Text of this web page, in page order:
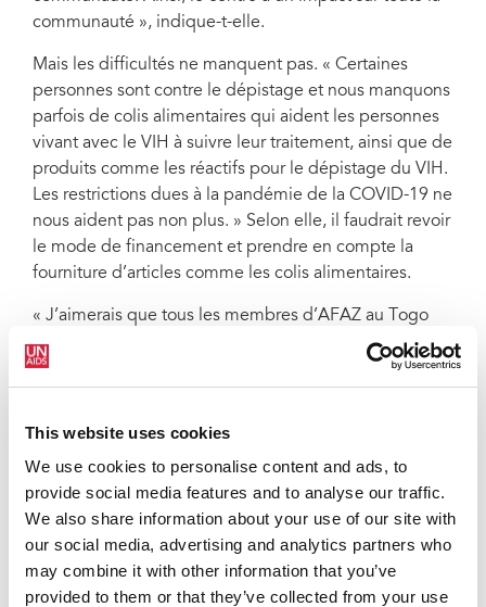
This website uses cookies
We use cookies to personalise content and ads, to
provide social media features and to analyse our traffic.
We also share information about your use of our site with
our social media, advertising and analytics partners who
may combine it with other information that you’ve
provided to them or that they’ve collected from your use
communauté », indique-t-elle.
Mais les difficultés ne manquent pas. « Certaines
personnes sont contre le dépistage et nous manquons
parfois de colis alimentaires qui aident les personnes
vivant avec le VIH à suivre leur traitement, ainsi que de
produits comme les réactifs pour le dépistage du VIH.
Les restrictions dues à la pandémie de la COVID-19 ne
nous aident pas non plus. » Selon elle, il faudrait revoir
le mode de financement et prendre en compte la
fourniture d’articles comme les colis alimentaires.
« J’aimerais que tous les membres d’AFAZ au Togo
puissent bénéficier de centres d’accueil et de prise en
charge comme celui de Lomé », poursuit-elle. À
des activités générant des revenus », explique-t-elle.
« Les centres d’accueil sont souvent le seul endroit où
les travailleuses du sexe ont accès à une prise en
charge médicale, à des conseils juridiques et à
d’autres services. Ce sont également des lieux où les